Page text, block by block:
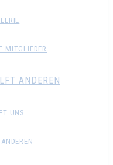
MITGLIEDER
ANDEREN
UNS